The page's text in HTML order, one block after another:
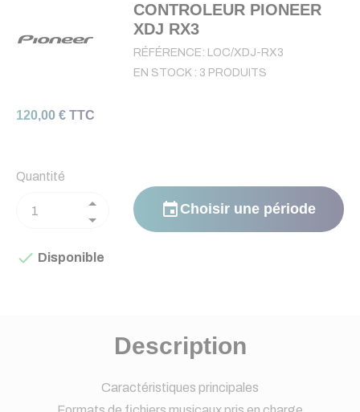
CONTROLEUR PIONEER
XDJ RX3
RÉFÉRENCE: LOC/XDJ-RX3
EN STOCK : 3 PRODUITS
120,00 € TTC
Quantité
eventChoisir une période
 Disponible
Description
Caractéristiques principales